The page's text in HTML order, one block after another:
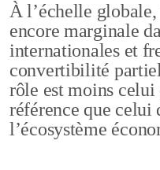
À l’échelle
encore marginale
internationales et
convertibilité
rôle est moins celui
référence que celui
l’écosystème